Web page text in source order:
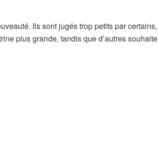
Ils sont jugés trop petits par
plus grande, tandis que d’autres